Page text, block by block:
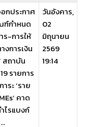
อกประกาศ
ฑ์กำหนด
ร-การให้
งการเงิน
สถาบัน
รายการ
ระ ‘ราย
คาด
ไรแบงก์
วันอังคาร,
02
มิถุนายน
2569
19:14